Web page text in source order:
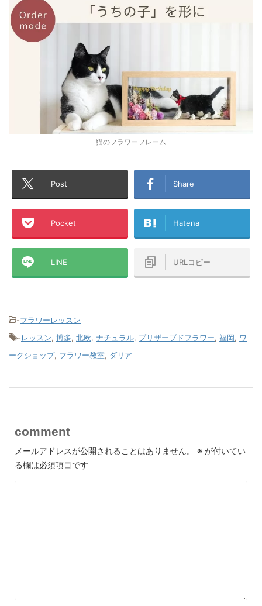
猫のフラワーフレーム
Post Share
Pocket Hatena
LINE URLコピー
-フラワーレッスン
-レッスン, 博多, 北欧, ナチュラル, プリザーブドフラワー, 福岡, ワ
ークショップ, フラワー教室, ダリア
comment
メールアドレスが公開されることはありません。 ※ が付いてい
る欄は必須項目です